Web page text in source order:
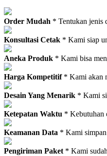
Order Mudah * Tentukan jenis
Konsultasi Cetak * Kami siap
Aneka Produk * Kami bisa
Harga Kompetitif* Kami akan
Desain Yang Menarik * Kami
Ketepatan Waktu * Kebutuhan
Keamanan Data * Kami simpan
Pengiriman Paket * Kami